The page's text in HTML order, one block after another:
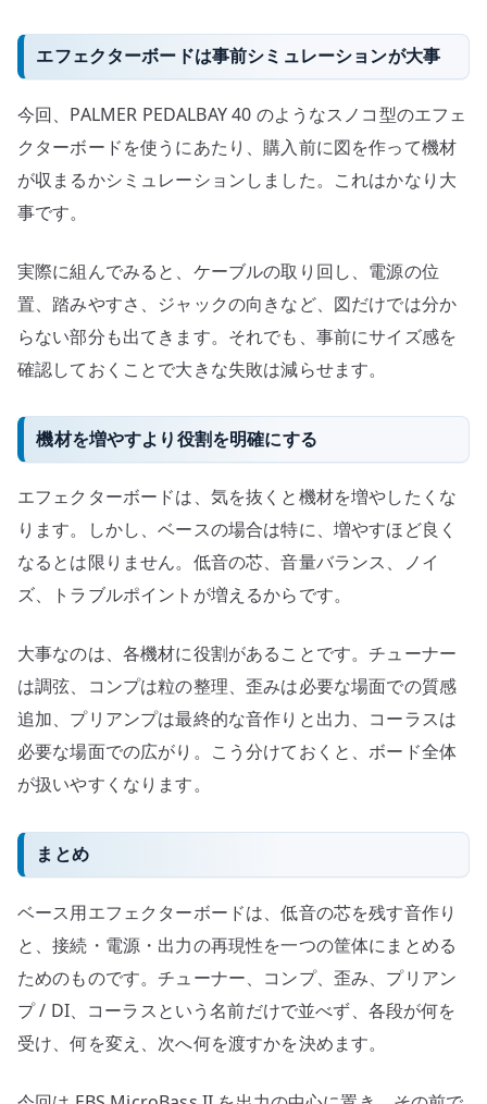
エフェクターボードは事前シミュレーションが大事
今回、PALMER PEDALBAY 40 のようなスノコ型のエフェ
クターボードを使うにあたり、購入前に図を作って機材
が収まるかシミュレーションしました。これはかなり大
事です。
実際に組んでみると、ケーブルの取り回し、電源の位
置、踏みやすさ、ジャックの向きなど、図だけでは分か
らない部分も出てきます。それでも、事前にサイズ感を
確認しておくことで大きな失敗は減らせます。
機材を増やすより役割を明確にする
エフェクターボードは、気を抜くと機材を増やしたくな
ります。しかし、ベースの場合は特に、増やすほど良く
なるとは限りません。低音の芯、音量バランス、ノイ
ズ、トラブルポイントが増えるからです。
大事なのは、各機材に役割があることです。チューナー
は調弦、コンプは粒の整理、歪みは必要な場面での質感
追加、プリアンプは最終的な音作りと出力、コーラスは
必要な場面での広がり。こう分けておくと、ボード全体
が扱いやすくなります。
まとめ
ベース用エフェクターボードは、低音の芯を残す音作り
と、接続・電源・出力の再現性を一つの筐体にまとめる
ためのものです。チューナー、コンプ、歪み、プリアン
プ / DI、コーラスという名前だけで並べず、各段が何を
受け、何を変え、次へ何を渡すかを決めます。